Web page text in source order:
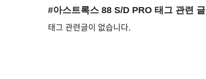
용
#아스트록스 88 S/D PRO 태그 관련 글
태그 관련글이 없습니다.